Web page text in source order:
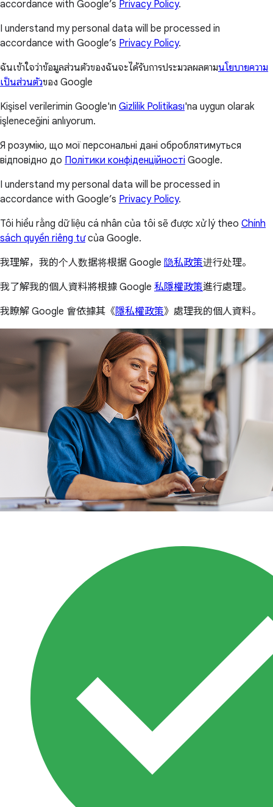
accordance with Google’s Privacy Policy.
I understand my personal data will be processed in
accordance with Google’s Privacy Policy.
ฉันเข้าใจว่าข้อมูลส่วนตัวของฉันจะได้รับการประมวลผลตามนโยบายความ
เป็นส่วนตัวของ Google
Kişisel verilerimin Google'ın Gizlilik Politikası'na uygun olarak
işleneceğini anlıyorum.
Я розумію, що мої персональні дані оброблятимуться
відповідно до Політики конфіденційності Google.
I understand my personal data will be processed in
accordance with Google’s Privacy Policy.
Tôi hiểu rằng dữ liệu cá nhân của tôi sẽ được xử lý theo Chính
sách quyền riêng tưcủa Google.
我理解，我的个人数据将根据 Google 隐私政策进行处理。
我了解我的個人資料將根據 Google 私隱權政策進行處理。
我瞭解 Google 會依據其《隱私權政策》處理我的個人資料。